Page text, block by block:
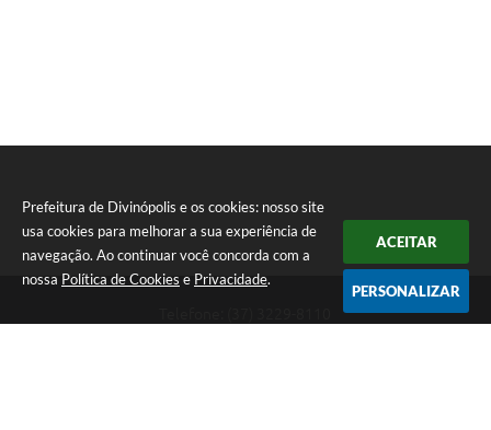
Prefeitura de Divinópolis e os cookies: nosso site
usa cookies para melhorar a sua experiência de
navegação. Ao continuar você concorda com a
nossa Política de Cookies e Privacidade.
ACEITAR
PERSONALIZAR